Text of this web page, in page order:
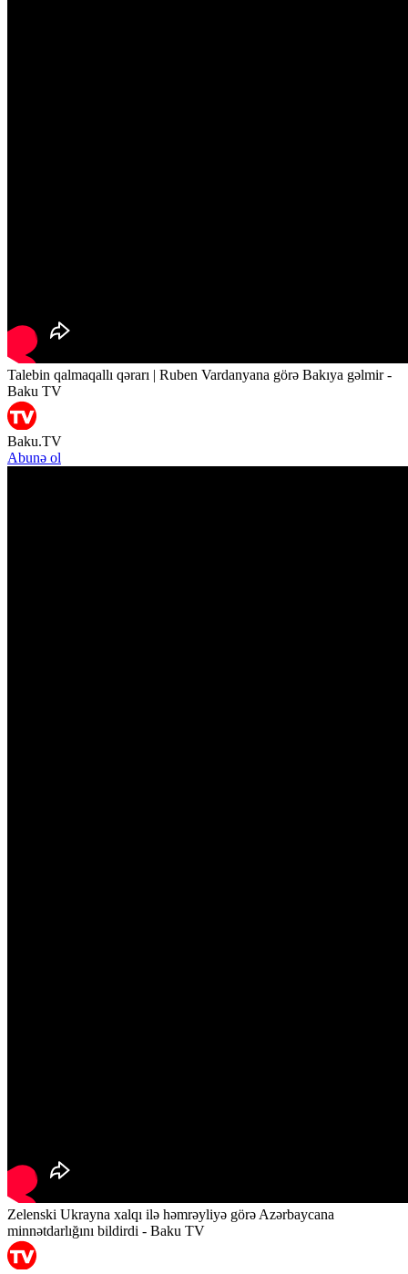
Talebin qalmaqallı qərarı | Ruben Vardanyana görə Bakıya gəlmir -
Baku TV
Baku.TV
Abunə ol
Zelenski Ukrayna xalqı ilə həmrəyliyə görə Azərbaycana
minnətdarlığını bildirdi - Baku TV